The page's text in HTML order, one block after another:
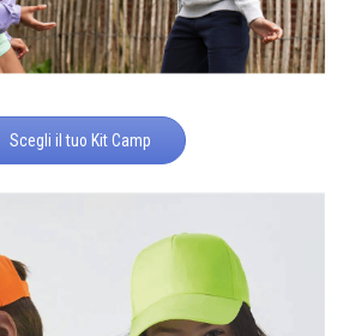
Scegli il tuo Kit Camp